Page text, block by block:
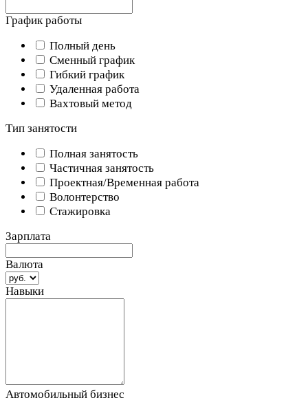
График работы
Полный день
Сменный график
Гибкий график
Удаленная работа
Вахтовый метод
Тип занятости
Полная занятость
Частичная занятость
Проектная/Временная работа
Волонтерство
Стажировка
Зарплата
Валюта
Навыки
Автомобильный бизнес